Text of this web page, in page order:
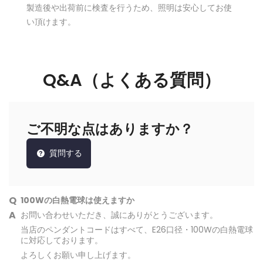
製造後や出荷前に検査を行うため、照明は安心してお使
い頂けます。
Q&A（よくある質問）
ご不明な点はありますか？
質問する
100Wの白熱電球は使えますか
お問い合わせいただき、誠にありがとうございます。
当店のペンダントコードはすべて、E26口径・100Wの白熱電球
に対応しております。
よろしくお願い申し上げます。